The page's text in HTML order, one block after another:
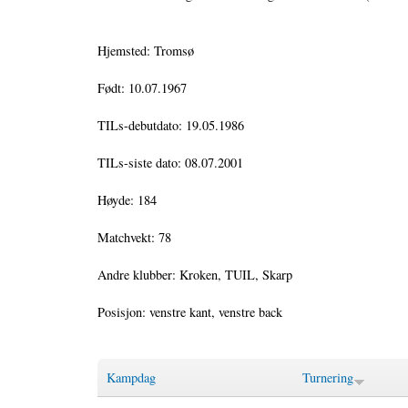
Hjemsted: Tromsø
Født: 10.07.1967
TILs-debutdato: 19.05.1986
TILs-siste dato: 08.07.2001
Høyde: 184
Matchvekt: 78
Andre klubber: Kroken, TUIL, Skarp
Posisjon: venstre kant, venstre back
Kampdag Turnering